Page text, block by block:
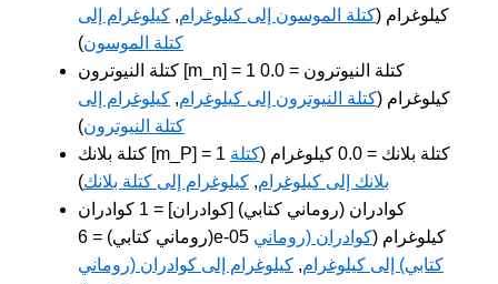
كيلوغرام (كتلة الموسون إلى كيلوغرام, كيلوغرام إلى
كتلة الموسون)
كتلة النيوترون [m_n] = 1 كتلة النيوترون = 0.0
كيلوغرام (كتلة النيوترون إلى كيلوغرام, كيلوغرام إلى
كتلة النيوترون)
كتلة بلانك [m_P] = 1 كتلة بلانك = 0.0 كيلوغرام (
كتلة
بلانك إلى كيلوغرام, كيلوغرام إلى كتلة بلانك)
كوادران (روماني كتابي) [كوادران] = 1 كوادران
(روماني كتابي) = 6e-05 كيلوغرام (كوادران (روماني
كتابي) إلى كيلوغرام, كيلوغرام إلى كوادران (روماني